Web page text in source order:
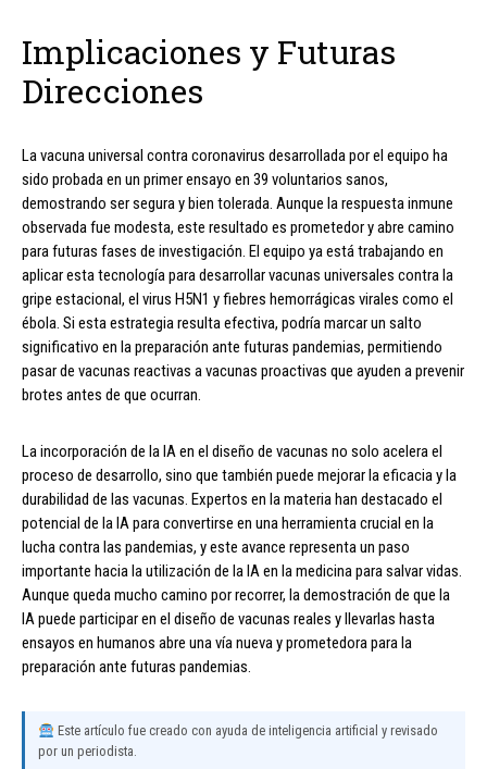
Implicaciones y Futuras
Direcciones
La vacuna universal contra coronavirus desarrollada por el equipo ha
sido probada en un primer ensayo en 39 voluntarios sanos,
demostrando ser segura y bien tolerada. Aunque la respuesta inmune
observada fue modesta, este resultado es prometedor y abre camino
para futuras fases de investigación. El equipo ya está trabajando en
aplicar esta tecnología para desarrollar vacunas universales contra la
gripe estacional, el virus H5N1 y fiebres hemorrágicas virales como el
ébola. Si esta estrategia resulta efectiva, podría marcar un salto
significativo en la preparación ante futuras pandemias, permitiendo
pasar de vacunas reactivas a vacunas proactivas que ayuden a prevenir
brotes antes de que ocurran.
La incorporación de la IA en el diseño de vacunas no solo acelera el
proceso de desarrollo, sino que también puede mejorar la eficacia y la
durabilidad de las vacunas. Expertos en la materia han destacado el
potencial de la IA para convertirse en una herramienta crucial en la
lucha contra las pandemias, y este avance representa un paso
importante hacia la utilización de la IA en la medicina para salvar vidas.
Aunque queda mucho camino por recorrer, la demostración de que la
IA puede participar en el diseño de vacunas reales y llevarlas hasta
ensayos en humanos abre una vía nueva y prometedora para la
preparación ante futuras pandemias.
Este artículo fue creado con ayuda de inteligencia artificial y revisado
por un periodista.